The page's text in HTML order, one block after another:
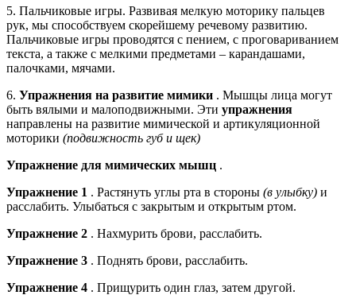
5. Пальчиковые игры. Развивая мелкую моторику пальцев
рук, мы способствуем скорейшему речевому развитию.
Пальчиковые игры проводятся с пением, с проговариванием
текста, а также с мелкими предметами – карандашами,
палочками, мячами.
6. Упражнения на развитие мимики . Мышцы лица могут
быть вялыми и малоподвижными. Эти упражнения
направлены на развитие мимической и артикуляционной
моторики (подвижность губ и щек)
Упражнение для мимических мышц .
Упражнение 1 . Растянуть углы рта в стороны (в улыб­ку) и
расслабить. Улыбаться с закрытым и открытым ртом.
Упражнение 2 . Нахмурить брови, расслабить.
Упражнение 3 . Поднять брови, расслабить.
Упражнение 4 . Прищурить один глаз, затем другой.